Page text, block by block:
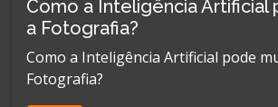
Como a Inteligência Artificial
a Fotografia?
Como a Inteligência Artificial pode
Fotografia?